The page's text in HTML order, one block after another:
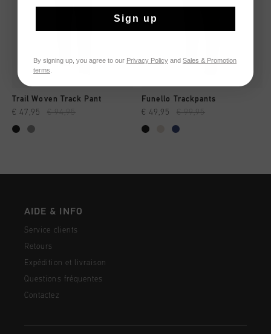
Trail Woven Track Pant
€ 47,95 € 94,95
Funello Trackpants
€ 49,95 € 99,95
AIDE & INFO
Service clients
Retours
Expédition et livraison
Questions fréquentes
Contactez
Sign up
By signing up, you agree to our Privacy Policy and Sales & Promotion
terms